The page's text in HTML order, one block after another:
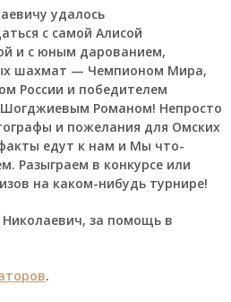
удалось
с самой Алисой
и с юным дарованием,
шахмат — Чемпионом Мира,
России и победителем
Романом! Непросто
и пожелания для Омских
едут к нам и Мы что-
Разыграем в конкурсе или
на каком-нибудь турнире!
за помощь в
.